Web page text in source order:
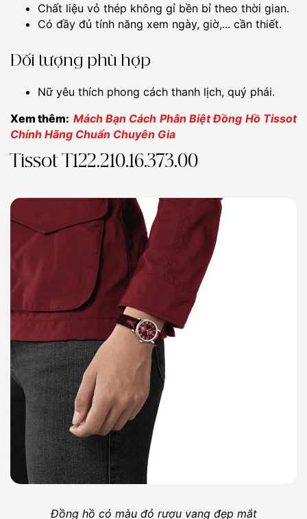
Chất liệu vỏ thép không gỉ bền bỉ theo thời gian.
Có đầy đủ tính năng xem ngày, giờ,... cần thiết.
Đối tượng phù hợp
Nữ yêu thích phong cách thanh lịch, quý phái.
Xem thêm: Mách Bạn Cách Phân Biệt Đồng Hồ Tissot
Chính Hãng Chuẩn Chuyên Gia
Tissot T122.210.16.373.00
Đồng hồ có màu đỏ rượu vang đẹp mắt